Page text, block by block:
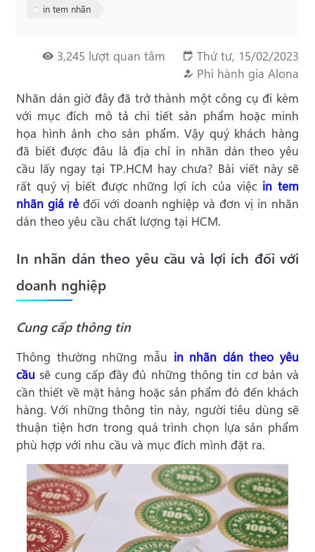
3,245 lượt quan tâm
Thứ tư, 15/02/2023
Phi hành gia Alona
Nhãn dán giờ đây đã trở thành một công cụ đi kèm
với mục đích mô tả chi tiết sản phẩm hoặc minh
họa hình ảnh cho sản phẩm. Vậy quý khách hàng
đã biết được đâu là địa chỉ in nhãn dán theo yêu
cầu lấy ngay tại TP.HCM hay chưa? Bài viết này sẽ
rất quý vị biết được những lợi ích của việc in tem
nhãn giá rẻđối với doanh nghiệp và đơn vị in nhãn
dán theo yêu cầu chất lượng tại HCM.
In nhãn dán theo yêu cầu và lợi ích đối với
doanh nghiệp
Cung cấp thông tin
Thông thường những mẫu in nhãn dán theo yêu
cầu sẽ cung cấp đầy đủ những thông tin cơ bản và
cần thiết về mặt hàng hoặc sản phẩm đó đến khách
hàng. Với những thông tin này, người tiêu dùng sẽ
thuận tiện hơn trong quá trình chọn lựa sản phẩm
phù hợp với nhu cầu và mục đích mình đặt ra.
in tem nhãn